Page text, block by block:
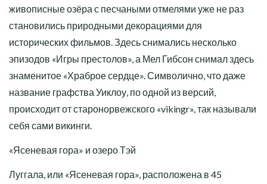
живописные озёра с песчаными отмелями уже не раз
становились природными декорациями для
исторических фильмов. Здесь снимались несколько
эпизодов «Игры престолов», а Мел Гибсон снимал здесь
знаменитое «Храброе сердце». Символично, что даже
название графства Уиклоу, по одной из версий,
происходит от старонорвежского «vikingr», так называли
себя сами викинги.
«Ясеневая гора» и озеро Тэй
Луггала, или «Ясеневая гора», расположена в 45